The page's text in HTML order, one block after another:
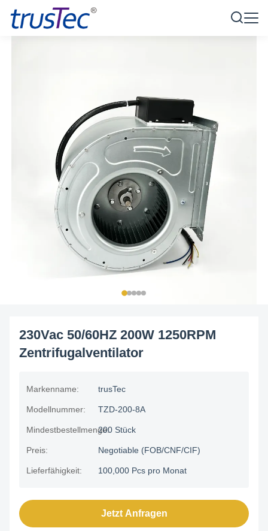
230Vac 50/60HZ 200W 1250RPM
Zentrifugalventilator
Markenname: trusTec
Modellnummer: TZD-200-8A
Mindestbestellmenge:200 Stück
Preis: Negotiable (FOB/CNF/CIF)
Lieferfähigkeit: 100,000 Pcs pro Monat
Jetzt Anfragen